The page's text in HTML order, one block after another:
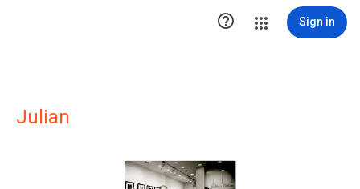
 Sign in
Julian